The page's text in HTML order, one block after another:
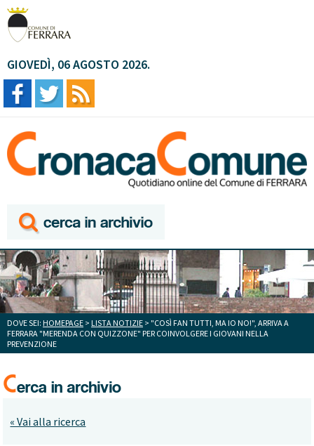
GIOVEDÌ, 06 AGOSTO 2026.
DOVE SEI: HOMEPAGE > LISTA NOTIZIE > "COSÌ FAN TUTTI, MA IO NO!", ARRIVA A
FERRARA "MERENDA CON QUIZZONE" PER COINVOLGERE I GIOVANI NELLA
PREVENZIONE
« Vai alla ricerca